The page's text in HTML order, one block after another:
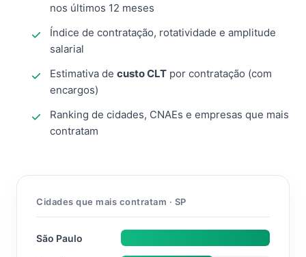
nos últimos 12 meses
Índice de contratação, rotatividade e amplitude
salarial
Estimativa de custo CLT por contratação (com
encargos)
Ranking de cidades, CNAEs e empresas que mais
contratam
Cidades que mais contratam · SP
São Paulo